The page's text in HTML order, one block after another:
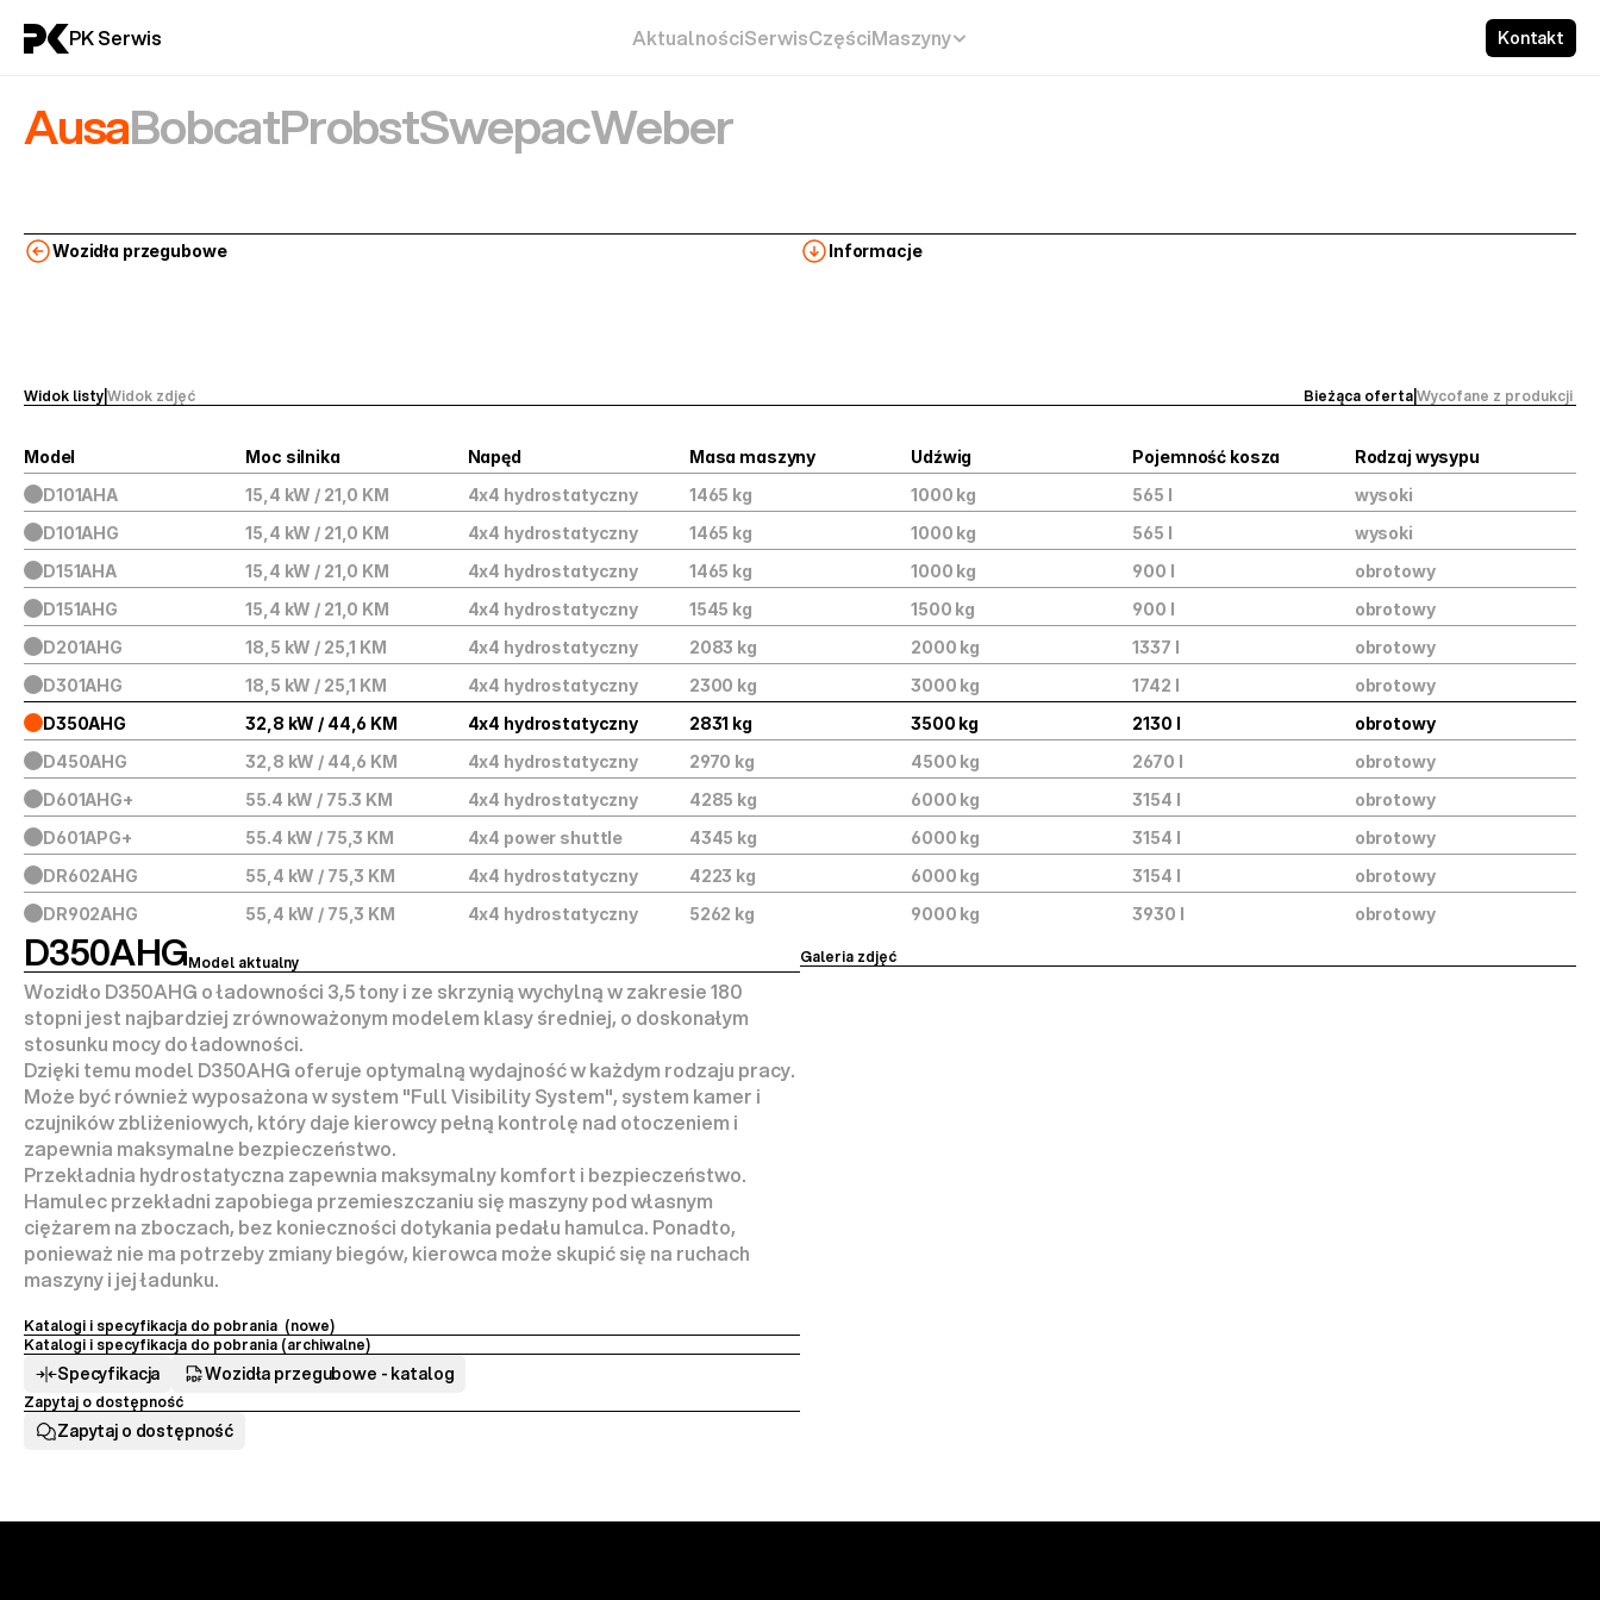
AusaBobcatProbstSwepacWeber
Wozidła przegubowe Informacje
Widok listyWidok zdjęć Bieżąca ofertaWycofane z produkcji
Model Moc silnika Napęd Masa maszyny Udźwig Pojemność kosza
Rodzaj wysypu
D101AHA
15,4 kW / 21,0 KM 4x4 hydrostatyczny 1465 kg 1000 kg 565 l
wysoki
D101AHG
15,4 kW / 21,0 KM 4x4 hydrostatyczny 1465 kg 1000 kg 565 l
wysoki
D151AHA
15,4 kW / 21,0 KM 4x4 hydrostatyczny 1465 kg 1000 kg 900 l
obrotowy
D151AHG
15,4 kW / 21,0 KM 4x4 hydrostatyczny 1545 kg 1500 kg 900 l
obrotowy
D201AHG
18,5 kW / 25,1 KM 4x4 hydrostatyczny 2083 kg 2000 kg 1337 l
obrotowy
D301AHG
18,5 kW / 25,1 KM 4x4 hydrostatyczny 2300 kg 3000 kg 1742 l
obrotowy
D350AHG
32,8 kW / 44,6 KM 4x4 hydrostatyczny 2831 kg 3500 kg 2130 l
obrotowy
D450AHG
32,8 kW / 44,6 KM 4x4 hydrostatyczny 2970 kg 4500 kg 2670 l
obrotowy
D601AHG+
55.4 kW / 75.3 KM 4x4 hydrostatyczny 4285 kg 6000 kg 3154 l
obrotowy
D601APG+
55.4 kW / 75,3 KM 4x4 power shuttle 4345 kg 6000 kg 3154 l
obrotowy
DR602AHG
55,4 kW / 75,3 KM 4x4 hydrostatyczny 4223 kg 6000 kg 3154 l
obrotowy
DR902AHG
55,4 kW / 75,3 KM 4x4 hydrostatyczny 5262 kg 9000 kg 3930 l obrotowy
D350AHGModel aktualny
Wozidło D350AHG o ładowności 3,5 tony i ze skrzynią wychylną w zakresie 180
stopni jest najbardziej zrównoważonym modelem klasy średniej, o doskonałym
stosunku mocy do ładowności.
Dzięki temu model D350AHG oferuje optymalną wydajność w każdym rodzaju pracy.
Może być również wyposażona w system "Full Visibility System", system kamer i
czujników zbliżeniowych, który daje kierowcy pełną kontrolę nad otoczeniem i
zapewnia maksymalne bezpieczeństwo.
Przekładnia hydrostatyczna zapewnia maksymalny komfort i bezpieczeństwo.
Hamulec przekładni zapobiega przemieszczaniu się maszyny pod własnym
ciężarem na zboczach, bez konieczności dotykania pedału hamulca. Ponadto,
ponieważ nie ma potrzeby zmiany biegów, kierowca może skupić się na ruchach
maszyny i jej ładunku.
Katalogi i specyfikacja do pobrania  (nowe)
Katalogi i specyfikacja do pobrania (archiwalne)
Specyfikacja Wozidła przegubowe - katalog
Zapytaj o dostępność
Zapytaj o dostępność
Galeria zdjęć
PK Serwis AktualnościSerwisCzęściMaszyny Kontakt